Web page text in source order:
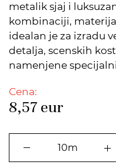
metalik sjaj i
kombinaciji,
idealan je za izradu
detalja, scenskih
namenjene
Cena:
8,57 eur